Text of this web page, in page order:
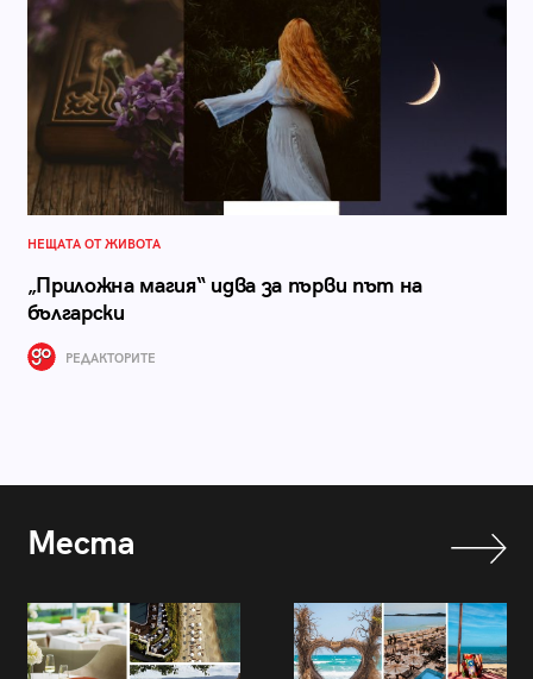
НЕЩАТА ОТ ЖИВОТА
„Приложна магия“ идва за първи път на
български
РЕДАКТОРИТЕ
Места